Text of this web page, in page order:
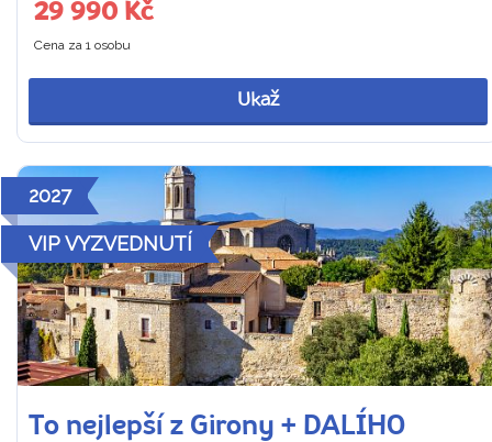
29 990 Kč
Cena za 1 osobu
Ukaž
2027
VIP VYZVEDNUTÍ
To nejlepší z Girony + DALÍHO